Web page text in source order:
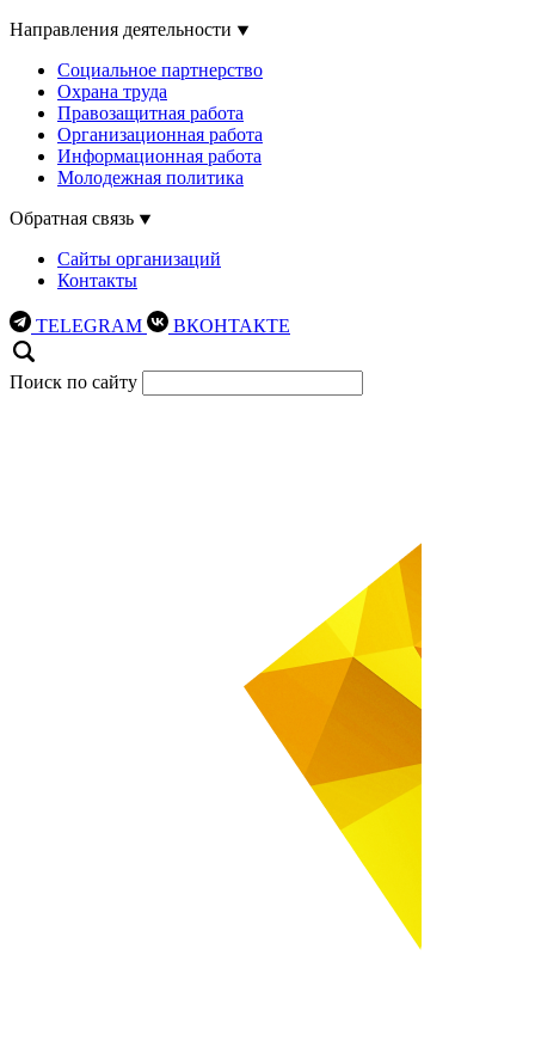
Направления деятельности
Социальное партнерство
Охрана труда
Правозащитная работа
Организационная работа
Информационная работа
Молодежная политика
Обратная связь
Сайты организаций
Контакты
TELEGRAM ВКОНТАКТЕ
Поиск по сайту